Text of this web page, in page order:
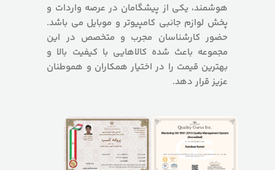
هوشمند، یکی از پیشگامان در عرصه واردات و
پخش لوازم جانبی کامپیوتر و موبایل می باشد.
حضور کارشناسان مجرب و متخصص در این
مجموعه باعث شده کالاهایی با کیفیت بالا و
بهترین قیمت را در اختیار همکاران و هموطنان
عزیز قرار دهد.